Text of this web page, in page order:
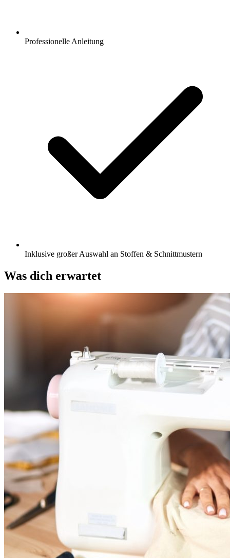
Professionelle Anleitung
Inklusive großer Auswahl an Stoffen & Schnittmustern
Was dich erwartet